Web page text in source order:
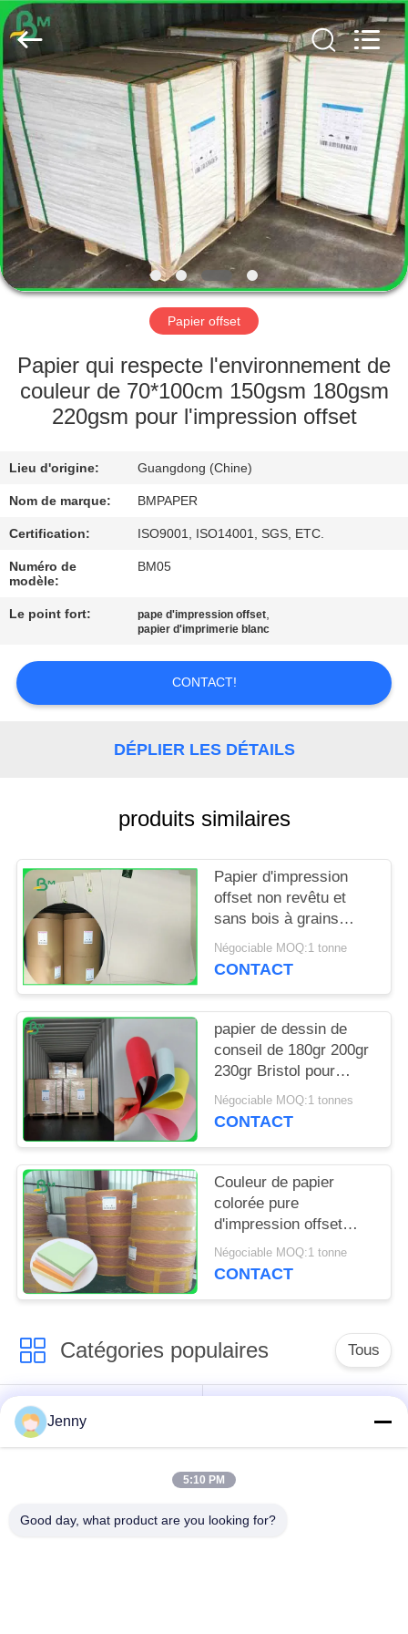
MAISON
PRODUITS
AU
SUJET
DE
NOUS
VISITE
D'USINE
DE
QUALITÉ
CONTACTEZ-
NOUS
CAS
PRIVACY
POLICY
GUANGZHOU
BMPAPER
CO.,
LTD..
Rights
Reserved.
Papier offset
Papier qui respecte l'environnement de
couleur de 70*100cm 150gsm 180gsm
220gsm pour l'impression offset
Lieu d'origine: Guangdong (Chine)
Nom de marque: BMPAPER
Certification: ISO9001, ISO14001, SGS, ETC.
Numéro de
modèle:
BM05
Le point fort: pape d'impression offset,
papier d'imprimerie blanc
CONTACT!
DÉPLIER LES DÉTAILS
produits similaires
Papier d'impression
offset non revêtu et
sans bois à grains
longs à haute
blancheur
Négociable MOQ:1 tonne
CONTACT
papier de dessin de
conseil de 180gr 200gr
230gr Bristol pour
rendre des insectes
dégradables
Négociable MOQ:1 tonnes
CONTACT
Couleur de papier
colorée pure
d'impression offset
verte de pâte de bois
de FSC indiquée 70CM
Négociable MOQ:1 tonne
CONTACT
Catégories populaires Tous
papier d'emballage
blanc
d'emballage
Jenny
5:10 PM
Good day, what product are you looking for?